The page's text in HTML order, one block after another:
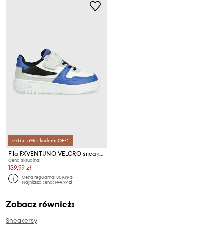
extra -5% z kodem: OFF*
Fila FXVENTUNO VELCRO sneakersy dziecięce
Cena aktualna:
139,99 zł
Cena regularna:309,99 zł
Najniższa cena:144,99 zł
Zobacz również:
Sneakersy